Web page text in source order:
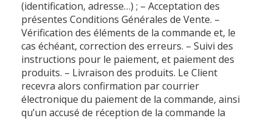
(identification, adresse…) ; – Acceptation des
présentes Conditions Générales de Vente. –
Vérification des éléments de la commande et, le
cas échéant, correction des erreurs. – Suivi des
instructions pour le paiement, et paiement des
produits. – Livraison des produits. Le Client
recevra alors confirmation par courrier
électronique du paiement de la commande, ainsi
qu’un accusé de réception de la commande la